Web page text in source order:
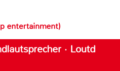
entertainment)
· Loutd